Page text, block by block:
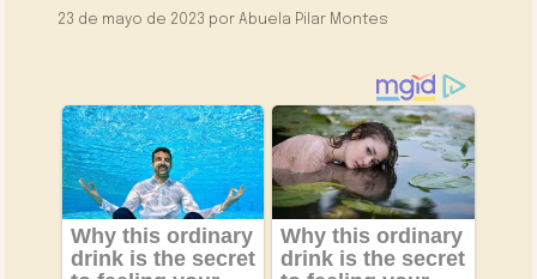
23 de mayo de 2023 porAbuela Pilar Montes